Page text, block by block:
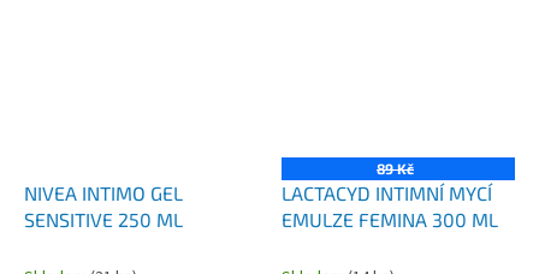
NIVEA INTIMO GEL
SENSITIVE 250 ML
89 Kč
LACTACYD INTIMNÍ MYCÍ
EMULZE FEMINA 300 ML